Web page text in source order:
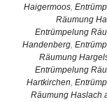
Haigermoos,
Räumung
Entrümpelung
Handenberg,
Räumung
Entrümpelung
Hartkirchen,
Räumung Haslach